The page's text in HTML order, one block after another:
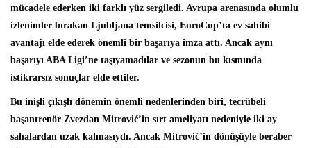
mücadele ederken iki farklı yüz sergiledi. Avrupa arenasında olumlu
izlenimler bırakan Ljubljana temsilcisi, EuroCup’ta ev sahibi
avantajı elde ederek önemli bir başarıya imza attı. Ancak aynı
başarıyı ABA Ligi’ne taşıyamadılar ve sezonun bu kısmında
istikrarsız sonuçlar elde ettiler.
Bu inişli çıkışlı dönemin önemli nedenlerinden biri, tecrübeli
başantrenör Zvezdan Mitrović’in sırt ameliyatı nedeniyle iki ay
sahalardan uzak kalmasıydı. Ancak Mitrović’in dönüşüyle beraber